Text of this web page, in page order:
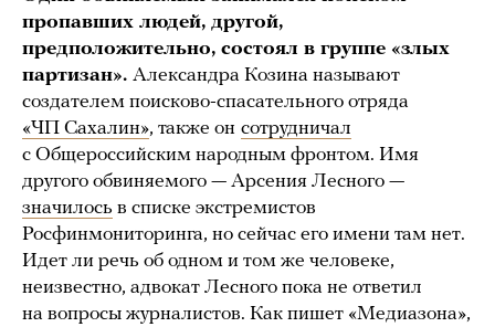
пропавших людей, другой,
предположительно, состоял в группе «злых
партизан». Александра Козина называют
создателем поисково-спасательного отряда
«ЧП Сахалин», также он сотрудничал
с Общероссийским народным фронтом. Имя
другого обвиняемого — Арсения Лесного —
значилось в списке экстремистов
Росфинмониторинга, но сейчас его имени там нет.
Идет ли речь об одном и том же человеке,
неизвестно, адвокат Лесного пока не ответил
на вопросы журналистов. Как пишет «Медиазона»,